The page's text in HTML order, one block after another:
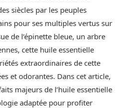
siècles par les peuples
pour ses multiples vertus sur
de l’épinette bleue, un arbre
cette huile essentielle
extraordinaires de cette
et odorantes. Dans cet article,
majeurs de l’huile essentielle
adaptée pour profiter